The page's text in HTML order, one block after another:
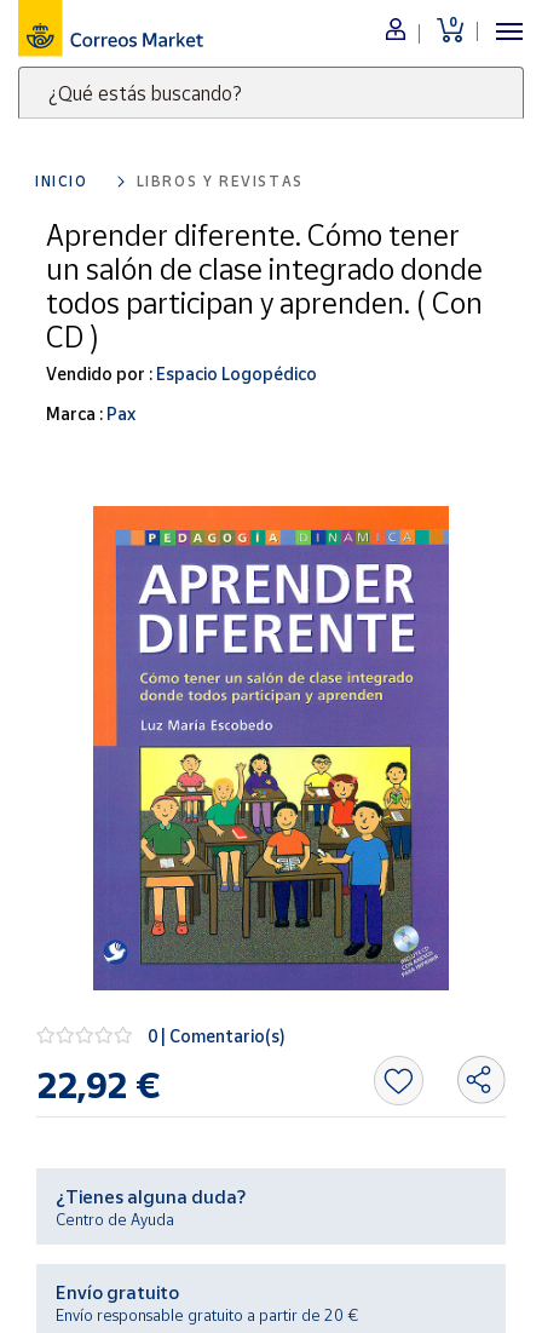
0
¿Qué estás buscando?
clave
para
buscar
productos
Correos
Market
Menú
Nuestro
catálogo
Alimentación
Bebidas
Ocio y cultura
Juguetes y
juegos
Libros y
novedades
Market
Productos
Solidarios
Ayuda
Centro
de ayuda
Contacto
INICIO LIBROS Y REVISTAS
Aprender diferente. Cómo tener
un salón de clase integrado donde
todos participan y aprenden. ( Con
CD )
Vendido por : Espacio Logopédico
Marca : Pax
0 | Comentario(s)
22,92 €
¿Tienes alguna duda?
Centro de Ayuda
Envío gratuito
Envío responsable gratuito a partir de 20 €